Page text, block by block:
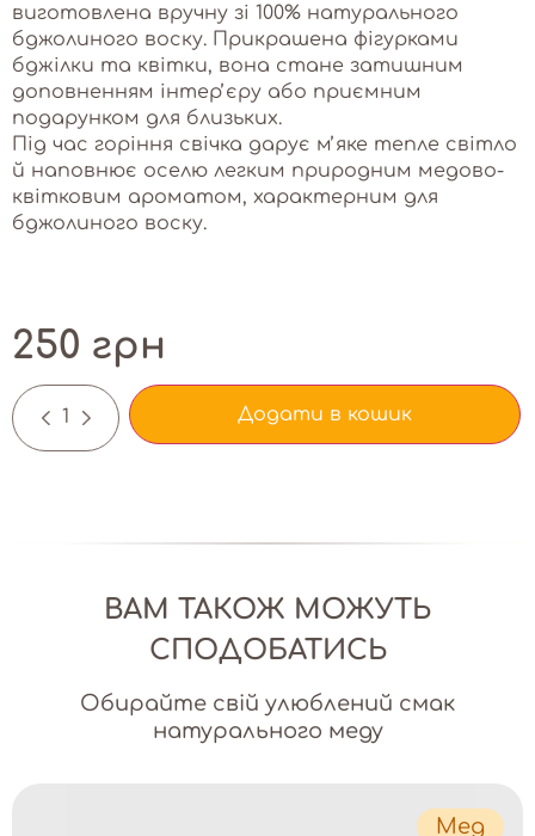
виготовлена вручну зі 100% натурального
бджолиного воску. Прикрашена фігурками
бджілки та квітки, вона стане затишним
доповненням інтерʼєру або приємним
подарунком для близьких.
Під час горіння свічка дарує мʼяке тепле світло
й наповнює оселю легким природним медово-
квітковим ароматом, характерним для
бджолиного воску.
250 грн
- + Додати в кошик
ВАМ ТАКОЖ МОЖУТЬ
СПОДОБАТИСЬ
Обирайте свій улюблений смак
натурального меду
Мед